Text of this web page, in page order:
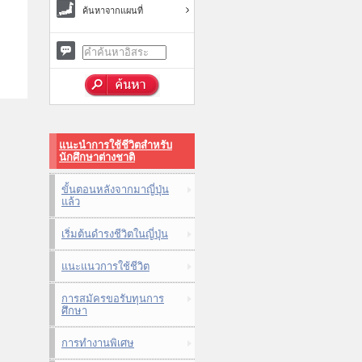
ค้นหาจากแผนที่
แนะนำการใช้ชีวิตสำหรับ
นักศึกษาต่างชาติ
ขั้นตอนหลังจากมาญี่ปุ่น
แล้ว
เริ่มต้นดำรงชีวิตในญี่ปุ่น
แนะแนวการใช้ชีวิต
การสมัครขอรับทุนการ
ศึกษา
การทำงานพิเศษ